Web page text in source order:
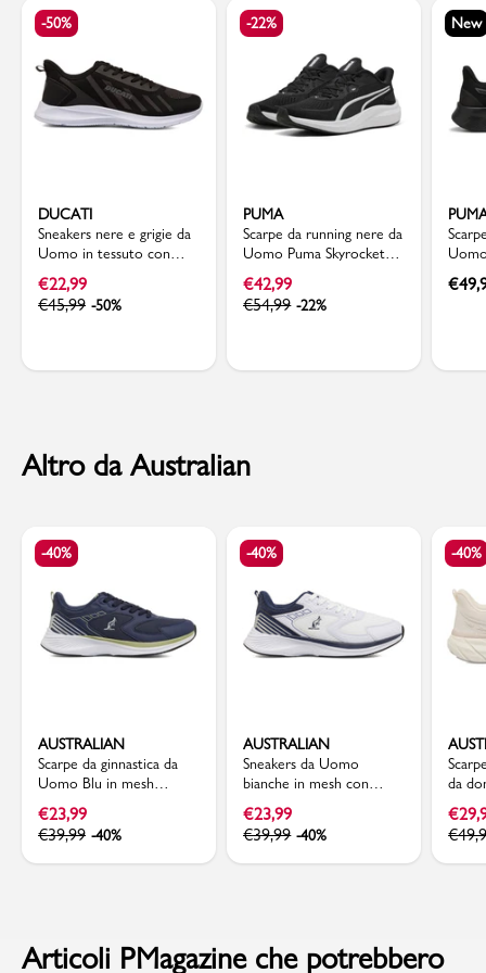
-50%
DUCATI
Sneakers nere e grigie da
Uomo in tessuto con
logo Ducati
€22,99
€45,99 -50%
-22%
PUMA
Scarpe da running nere da
Uomo Puma Skyrocket
Lite 2
€42,99
€54,99 -22%
New
€
Altro da Australian
-40%
AUSTRALIAN
Scarpe da ginnastica da
Uomo Blu in mesh
traspirante Australian
€23,99
€39,99 -40%
-40%
AUSTRALIAN
Sneakers da Uomo
bianche in mesh con
dettagli blu Australian
€23,99
€39,99 -40%
-40%
da
€
€
Articoli PMagazine che potrebbero